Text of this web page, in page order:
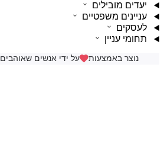
מובילים
משפטיים
עניין
נוצר באמצעות על ידי אנשים שאוהבים לטייל. Holafly 2026